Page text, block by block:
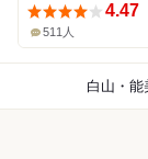
4.47
511人